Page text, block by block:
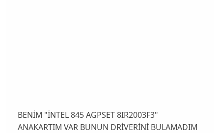
BENİM "İNTEL 845 AGPSET 8IR2003F3"
ANAKARTIM VAR BUNUN DRİVERİNİ BULAMADIM